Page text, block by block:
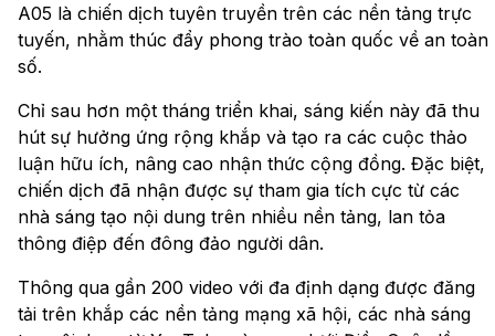
A05 là chiến dịch tuyên truyền trên các nền tảng trực
tuyến, nhằm thúc đẩy phong trào toàn quốc về an toàn
số.
Chỉ sau hơn một tháng triển khai, sáng kiến này đã thu
hút sự hưởng ứng rộng khắp và tạo ra các cuộc thảo
luận hữu ích, nâng cao nhận thức cộng đồng. Đặc biệt,
chiến dịch đã nhận được sự tham gia tích cực từ các
nhà sáng tạo nội dung trên nhiều nền tảng, lan tỏa
thông điệp đến đông đảo người dân.
Thông qua gần 200 video với đa định dạng được đăng
tải trên khắp các nền tảng mạng xã hội, các nhà sáng